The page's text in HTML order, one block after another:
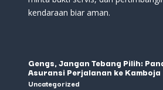
kendaraan biar aman.
Gengs, Jangan Tebang Pilih:
Asuransi Perjalanan ke Kamboja
Uncategorized